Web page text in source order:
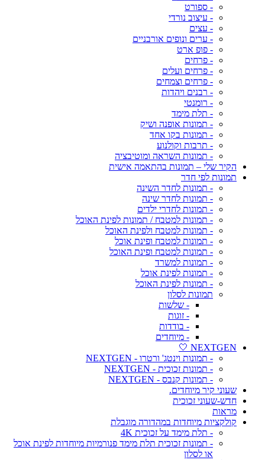
- ספורט
- עיצוב נורדי
- עצים
- ערים ונופים אורבניים
- פופ ארט
- פרחים
- פרחים ועלים
- פרחים וצמחים
- רבנים ויהדות
- רומנטי
- תלת מימד
- תמונות אופנה ושיק
- תמונות בקו אחד
- תרבות וקולנוע
- תמונות השראה ומוטיבציה
הקיר שלי – תמונות בהתאמה אישית
תמונות לפי חדר
- תמונות לחדר השינה
- תמונות לחדר שינה
- תמונות לחדרי ילדים
- תמונות למטבח / תמונות לפינת האוכל
- תמונות למטבח ולפינת האוכל
- תמונות למטבח ופינת אוכל
- תמונות למטבח ופינת האוכל
- תמונות למשרד
- תמונות לפינת אוכל
- תמונות לפינת האוכל
תמונות לסלון
- שלשות
- זוגות
- בודדות
- מיוחדים
NEXTGEN 🤍
- תמונות וינטג' ורטרו - NEXTGEN
- תמונות זכוכית - NEXTGEN
- תמונות קנבס - NEXTGEN
שעוני קיר מיוחדים.
חדש-שעוני זכוכית
מראות
קולקציות מיוחדות במהדורה מוגבלת
- תלת מימד על זכוכית 4K
- תמונות זכוכית תלת מימד פנורמיות מיוחדות לפינת אוכל
או לסלון